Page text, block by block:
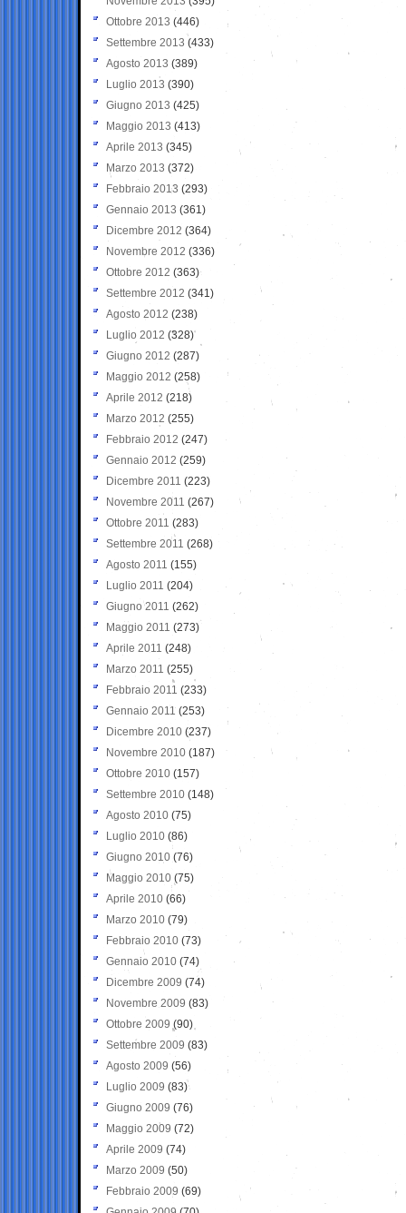
Ottobre 2013 (446)
Settembre 2013 (433)
Agosto 2013 (389)
Luglio 2013 (390)
Giugno 2013 (425)
Maggio 2013 (413)
Aprile 2013 (345)
Marzo 2013 (372)
Febbraio 2013 (293)
Gennaio 2013 (361)
Dicembre 2012 (364)
Novembre 2012 (336)
Ottobre 2012 (363)
Settembre 2012 (341)
Agosto 2012 (238)
Luglio 2012 (328)
Giugno 2012 (287)
Maggio 2012 (258)
Aprile 2012 (218)
Marzo 2012 (255)
Febbraio 2012 (247)
Gennaio 2012 (259)
Dicembre 2011 (223)
Novembre 2011 (267)
Ottobre 2011 (283)
Settembre 2011 (268)
Agosto 2011 (155)
Luglio 2011 (204)
Giugno 2011 (262)
Maggio 2011 (273)
Aprile 2011 (248)
Marzo 2011 (255)
Febbraio 2011 (233)
Gennaio 2011 (253)
Dicembre 2010 (237)
Novembre 2010 (187)
Ottobre 2010 (157)
Settembre 2010 (148)
Agosto 2010 (75)
Luglio 2010 (86)
Giugno 2010 (76)
Maggio 2010 (75)
Aprile 2010 (66)
Marzo 2010 (79)
Febbraio 2010 (73)
Gennaio 2010 (74)
Dicembre 2009 (74)
Novembre 2009 (83)
Ottobre 2009 (90)
Settembre 2009 (83)
Agosto 2009 (56)
Luglio 2009 (83)
Giugno 2009 (76)
Maggio 2009 (72)
Aprile 2009 (74)
Marzo 2009 (50)
Febbraio 2009 (69)